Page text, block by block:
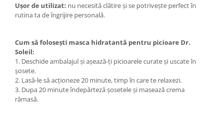
Ușor de utilizat: nu necesită clătire și se potrivește perfect în
rutina ta de îngrijire personală.
Cum să folosești masca hidratantă pentru picioare Dr.
Soleil:
1. Deschide ambalajul și așează-ți picioarele curate și uscate în
șosete.
2. Lasă-le să acționeze 20 minute, timp în care te relaxezi.
3. Dupa 20 minute îndepărteză șosetele și masează crema
rămasă.